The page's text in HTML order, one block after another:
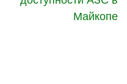
Майкопе